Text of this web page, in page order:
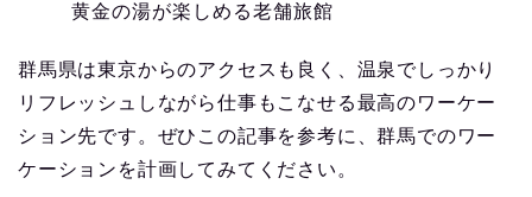
黄金の湯が楽しめる老舗旅館
群馬県は東京からのアクセスも良く、温泉でしっかり
リフレッシュしながら仕事もこなせる最高のワーケー
ション先です。ぜひこの記事を参考に、群馬でのワー
ケーションを計画してみてください。